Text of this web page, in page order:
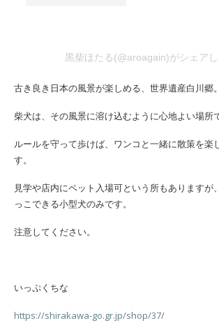
黒柴ほたる(@aroagain)がシェア
古き良き日本の風景が楽しめる、世界遺産白川郷。
柴犬は、その風景に溶け込むように心地よい場所で
ルールを守って歩けば、ワンコと一緒に散策を楽
す。
見学や店内にペット入場可という所もありますが
っこできる小型犬のみです。
注意してください。
いっぷくちな
https://shirakawa-go.gr.jp/shop/37/